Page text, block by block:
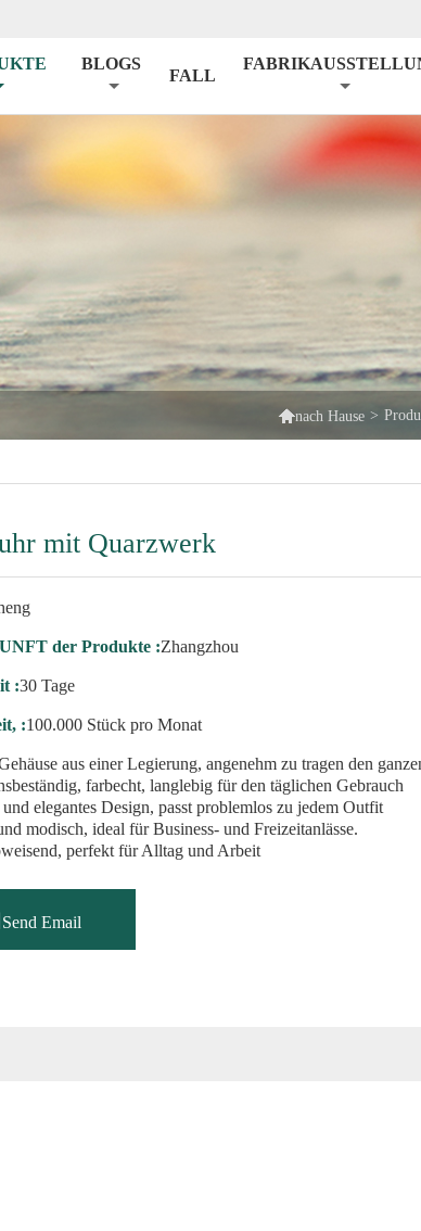
BLOGS
FALL
nach Hause >
mit Quarzwerk
der Produkte :Zhangzhou
:30 Tage
:100.000 Stück pro Monat
aus einer Legierung, angenehm zu tragen den
farbecht, langlebig für den täglichen Gebrauch
elegantes Design, passt problemlos zu jedem Outfit
modisch, ideal für Business- und Freizeitanlässe.
perfekt für Alltag und Arbeit
Send Email